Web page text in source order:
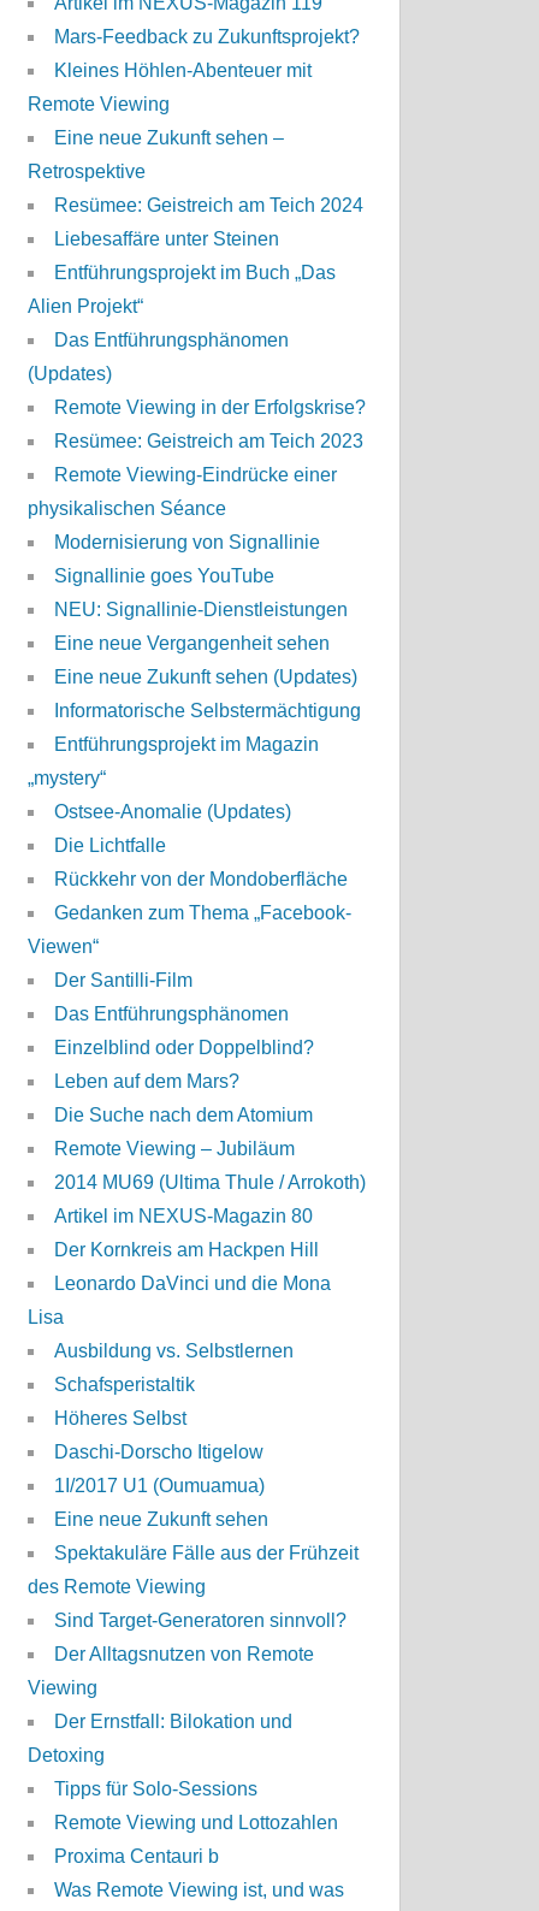
Mars-Feedback zu Zukunftsprojekt?
Kleines Höhlen-Abenteuer mit
Remote Viewing
Eine neue Zukunft sehen –
Retrospektive
Resümee: Geistreich am Teich 2024
Liebesaffäre unter Steinen
Entführungsprojekt im Buch „Das
Alien Projekt“
Das Entführungsphänomen
(Updates)
Remote Viewing in der Erfolgskrise?
Resümee: Geistreich am Teich 2023
Remote Viewing-Eindrücke einer
physikalischen Séance
Modernisierung von Signallinie
Signallinie goes YouTube
NEU: Signallinie-Dienstleistungen
Eine neue Vergangenheit sehen
Eine neue Zukunft sehen (Updates)
Informatorische Selbstermächtigung
Entführungsprojekt im Magazin
„mystery“
Ostsee-Anomalie (Updates)
Die Lichtfalle
Rückkehr von der Mondoberfläche
Gedanken zum Thema „Facebook-
Viewen“
Der Santilli-Film
Das Entführungsphänomen
Einzelblind oder Doppelblind?
Leben auf dem Mars?
Die Suche nach dem Atomium
Remote Viewing – Jubiläum
2014 MU69 (Ultima Thule / Arrokoth)
Artikel im NEXUS-Magazin 80
Der Kornkreis am Hackpen Hill
Leonardo DaVinci und die Mona
Lisa
Ausbildung vs. Selbstlernen
Schafsperistaltik
Höheres Selbst
Daschi-Dorscho Itigelow
1I/2017 U1 (Oumuamua)
Eine neue Zukunft sehen
Spektakuläre Fälle aus der Frühzeit
des Remote Viewing
Sind Target-Generatoren sinnvoll?
Der Alltagsnutzen von Remote
Viewing
Der Ernstfall: Bilokation und
Detoxing
Tipps für Solo-Sessions
Remote Viewing und Lottozahlen
Proxima Centauri b
Was Remote Viewing ist, und was